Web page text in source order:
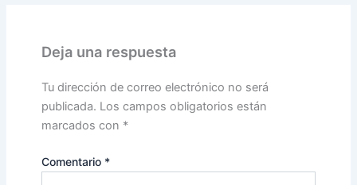
Deja una respuesta
Tu dirección de correo electrónico no será
publicada. Los campos obligatorios están
marcados con *
Comentario *